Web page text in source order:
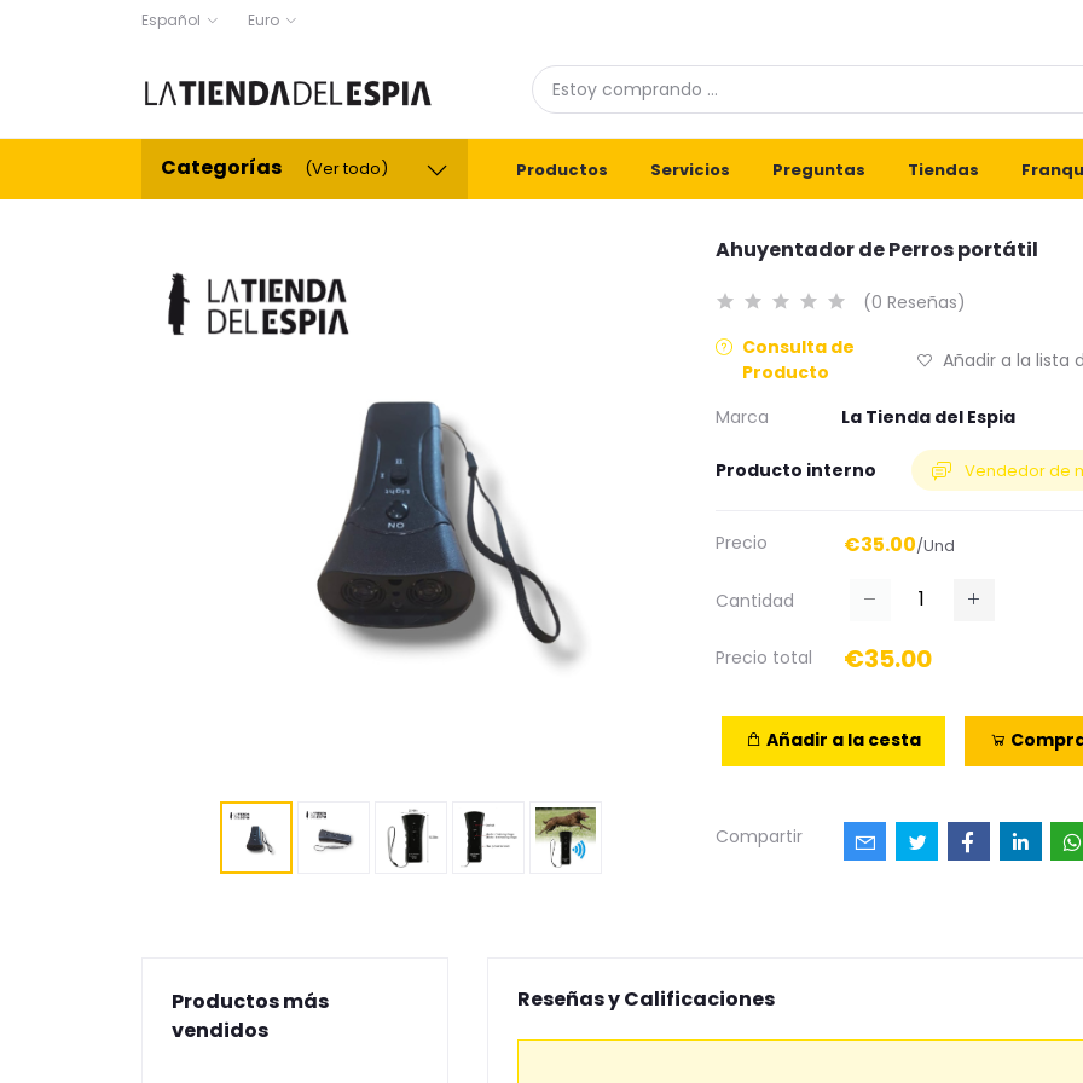
Español Euro
Categorías (Ver todo) Productos Servicios Preguntas Tiendas
Ahuyentador de Perros portátil
(0 Reseñas)
Consulta de
Producto
Añadir a la lista
Marca La Tienda del Espia
Producto interno Vendedor de
Precio €35.00/Und
Cantidad
Precio total €35.00
Añadir a la cesta
Compartir
Productos más
vendidos
Reseñas y Calificaciones